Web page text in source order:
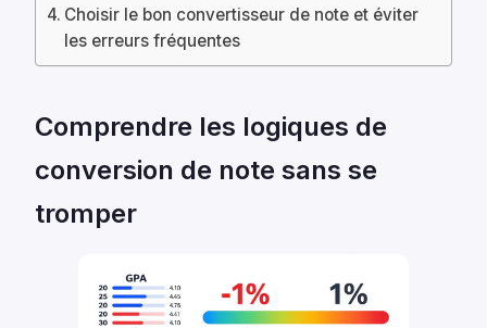
Choisir le bon convertisseur de note et éviter
les erreurs fréquentes
Comprendre les logiques de
conversion de note sans se
tromper